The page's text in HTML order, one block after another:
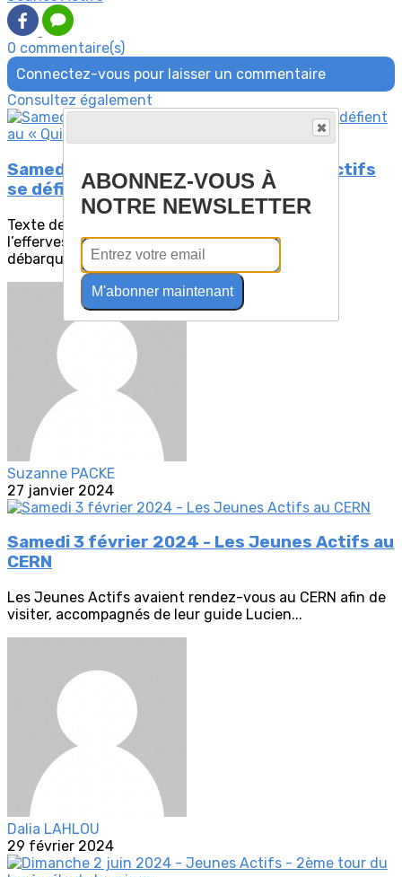
0 commentaire(s)
Connectez-vous pour laisser un commentaire
Consultez également
Samedi 13 janvier 2024 - Les Jeunes Actifs
se défient au « Quiz Room »
Texte de Suzanne, photo de FlorenceDans
l’effervescence du nouveau jeu « QUIZ ROOM »
débarqué...
Suzanne PACKE
27 janvier 2024
Samedi 3 février 2024 - Les Jeunes Actifs au
CERN
Les Jeunes Actifs avaient rendez-vous au CERN afin de
visiter, accompagnés de leur guide Lucien...
Dalia LAHLOU
29 février 2024
ABONNEZ-VOUS À
NOTRE NEWSLETTER
M'abonner maintenant